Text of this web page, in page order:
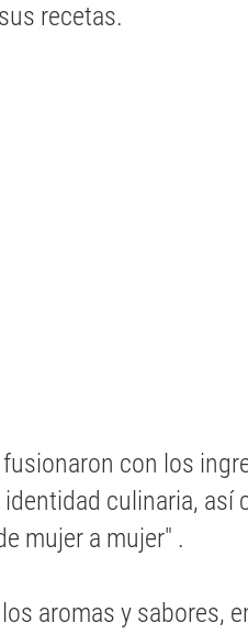
recetas.
con los
identidad culinaria, así
mujer a mujer" .
aromas y sabores,